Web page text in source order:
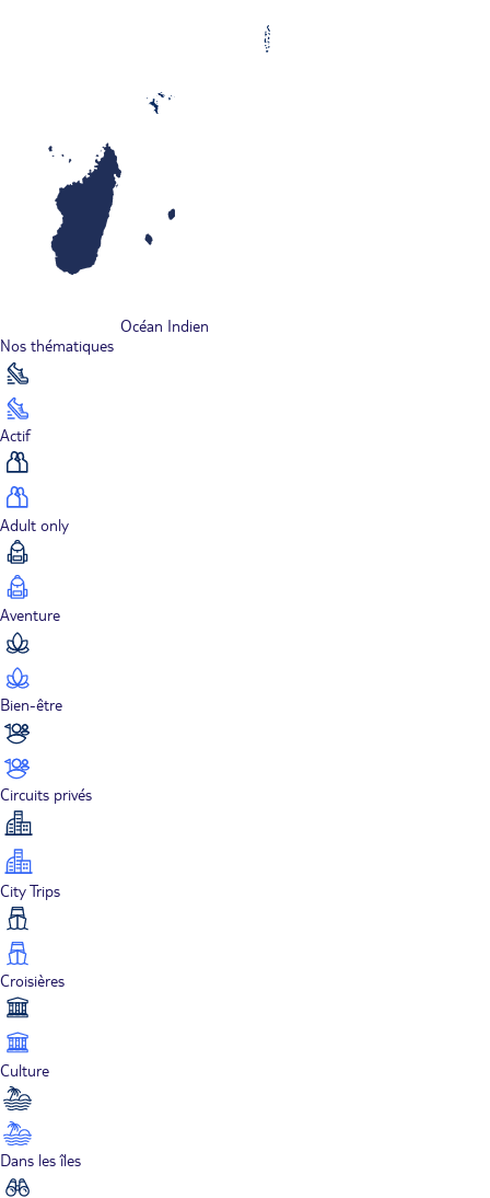
Océan Indien
Nos thématiques
Actif
Adult only
Aventure
Bien-être
Circuits privés
City Trips
Croisières
Culture
Dans les îles